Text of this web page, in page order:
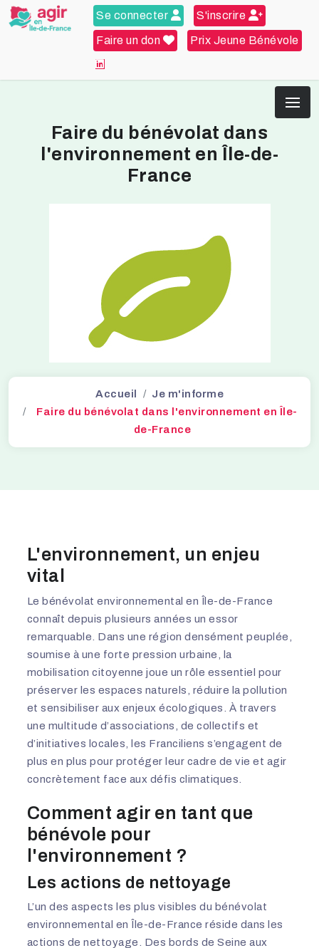
Se connecter S'inscrire
Faire un don Prix Jeune Bénévole
Faire du bénévolat dans
l'environnement en Île-de-
France
Accueil
Je m'informe
Faire du bénévolat dans l'environnement en Île-
de-France
L'environnement, un enjeu
vital
Le bénévolat environnemental en Île-de-France
connaît depuis plusieurs années un essor
remarquable. Dans une région densément peuplée,
soumise à une forte pression urbaine, la
mobilisation citoyenne joue un rôle essentiel pour
préserver les espaces naturels, réduire la pollution
et sensibiliser aux enjeux écologiques. À travers
une multitude d’associations, de collectifs et
d’initiatives locales, les Franciliens s’engagent de
plus en plus pour protéger leur cadre de vie et agir
concrètement face aux défis climatiques.
Comment agir en tant que
bénévole pour
l'environnement ?
Les actions de nettoyage
L’un des aspects les plus visibles du bénévolat
environnemental en Île-de-France réside dans les
actions de nettoyage. Des bords de Seine aux